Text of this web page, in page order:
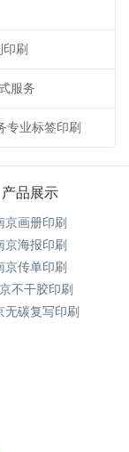
刷
服务
专业标签印刷
产品展示
京画册印刷
京海报印刷
京传单印刷
不干胶印刷
无碳复写印刷